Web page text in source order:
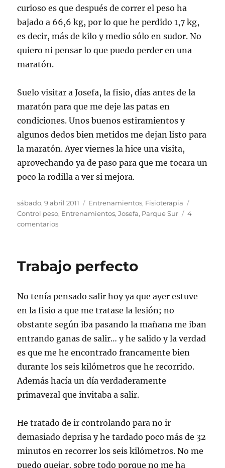
curioso es que después de correr el peso ha
bajado a 66,6 kg, por lo que he perdido 1,7 kg,
es decir, más de kilo y medio sólo en sudor. No
quiero ni pensar lo que puedo perder en una
maratón.
Suelo visitar a Josefa, la fisio, días antes de la
maratón para que me deje las patas en
condiciones. Unos buenos estiramientos y
algunos dedos bien metidos me dejan listo para
la maratón. Ayer viernes la hice una visita,
aprovechando ya de paso para que me tocara un
poco la rodilla a ver si mejora.
Publicado
el
sábado, 9 abril 2011 Categorías
Entrenamientos, Fisioterapia
Control peso, Entrenamientos,Josefa, Parque Sur
4
comentariosen
rollito
Trabajo perfecto
No tenía pensado salir hoy ya que ayer estuve
en la fisio a que me tratase la lesión; no
obstante según iba pasando la mañana me iban
entrando ganas de salir… y he salido y la verdad
es que me he encontrado francamente bien
durante los seis kilómetros que he recorrido.
Además hacía un día verdaderamente
primaveral que invitaba a salir.
He tratado de ir controlando para no ir
demasiado deprisa y he tardado poco más de 32
minutos en recorrer los seis kilómetros. No me
puedo quejar, sobre todo porque no me ha